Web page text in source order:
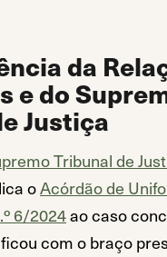
da
e do
Justiça
Tribunal de
oAcórdão de
6/2024ao caso
com o braço